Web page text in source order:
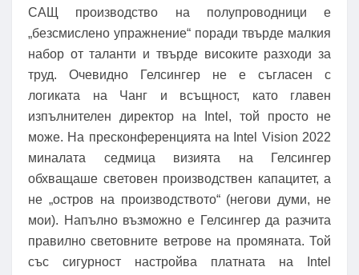
САЩ производство на полупроводници е
„безсмислено упражнение“ поради твърде малкия
набор от таланти и твърде високите разходи за
труд. Очевидно Гелсингер не е съгласен с
логиката на Чанг и всъщност, като главен
изпълнителен директор на Intel, той просто не
може. На пресконференцията на Intel Vision 2022
миналата седмица визията на Гелсингер
обхващаше световен производствен капацитет, а
не „остров на производството“ (негови думи, не
мои). Напълно възможно е Гелсингер да разчита
правилно световните ветрове на промяната. Той
със сигурност настройва платната на Intel